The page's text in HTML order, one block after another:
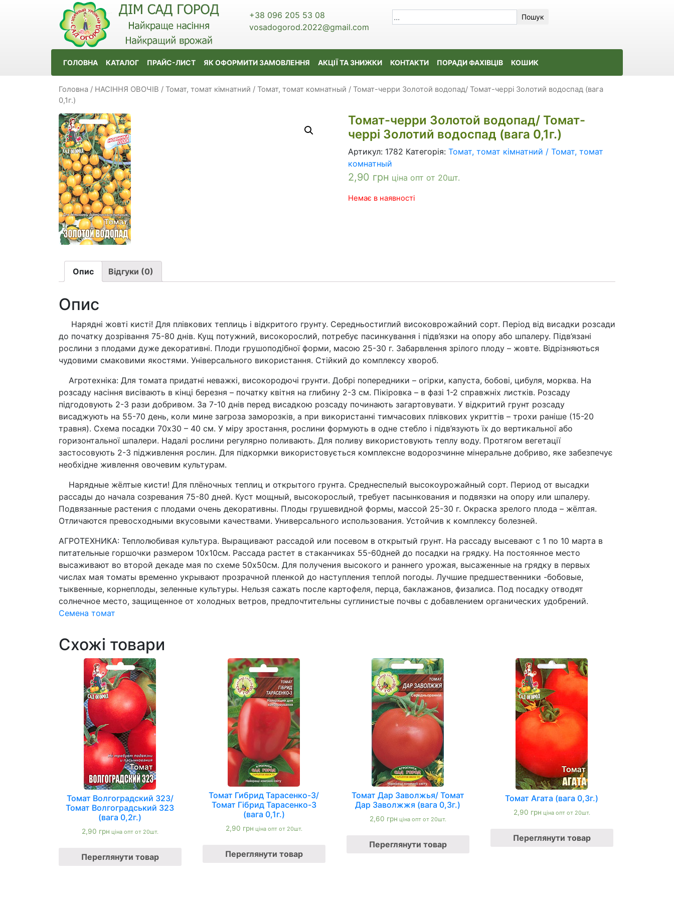
+38 096 205 53 08
vosadogorod.2022@gmail.com
Пошук
ГОЛОВНА КАТАЛОГ ПРАЙС-ЛИСТ ЯК ОФОРМИТИ ЗАМОВЛЕННЯ АКЦІЇ ТА ЗНИЖКИ КОНТАКТИ ПОРАДИ ФАХІВЦІВ КОШИК
Головна / НАСІННЯ ОВОЧІВ / Томат, томат кімнатний / Томат, томат комнатный / Томат-черри Золотой водопад/ Томат-черрі Золотий водоспад (вага
0,1г.)
Томат-черри Золотой водопад/ Томат-
черрі Золотий водоспад (вага 0,1г.)
Артикул: 1782 Категорія:Томат, томат кімнатний / Томат, томат
комнатный
2,90 грн ціна опт от 20шт.
Немає в наявності
Опис Відгуки (0)
Опис
Нарядні жовті кисті! Для плівкових теплиць і відкритого грунту. Середньостиглий високоврожайний сорт. Період від висадки розсади
до початку дозрівання 75-80 днів. Кущ потужний, високорослий, потребує пасинкування і підв’язки на опору або шпалеру. Підв’язані
рослини з плодами дуже декоративні. Плоди грушоподібної форми, масою 25-30 г. Забарвлення зрілого плоду – жовте. Відрізняються
чудовими смаковими якостями. Універсального використання. Стійкий до комплексу хвороб.
Агротехніка: Для томата придатні неважкі, високородючі грунти. Добрі попередники – огірки, капуста, бобові, цибуля, морква. На
розсаду насіння висівають в кінці березня – початку квітня на глибину 2-3 см. Пікіровка – в фазі 1-2 справжніх листків. Розсаду
підгодовують 2-3 рази добривом. За 7-10 днів перед висадкою розсаду починають загартовувати. У відкритий грунт розсаду
висаджують на 55-70 день, коли мине загроза заморозків, а при використанні тимчасових плівкових укриттів – трохи раніше (15-20
травня). Схема посадки 70х30 – 40 см. У міру зростання, рослини формують в одне стебло і підв’язують їх до вертикальної або
горизонтальної шпалери. Надалі рослини регулярно поливають. Для поливу використовують теплу воду. Протягом вегетації
застосовують 2-3 підживлення рослин. Для підкормки використовується комплексне водорозчинне мінеральне добриво, яке забезпечує
необхідне живлення овочевим культурам.
Нарядные жёлтые кисти! Для плёночных теплиц и открытого грунта. Среднеспелый высокоурожайный сорт. Период от высадки
рассады до начала созревания 75-80 дней. Куст мощный, высокорослый, требует пасынкования и подвязки на опору или шпалеру.
Подвязанные растения с плодами очень декоративны. Плоды грушевидной формы, массой 25-30 г. Окраска зрелого плода – жёлтая.
Отличаются превосходными вкусовыми качествами. Универсального использования. Устойчив к комплексу болезней.
АГРОТЕХНИКА: Теплолюбивая культура. Выращивают рассадой или посевом в открытый грунт. На рассаду высевают с 1 по 10 марта в
питательные горшочки размером 10х10см. Рассада растет в стаканчиках 55-60дней до посадки на грядку. На постоянное место
высаживают во второй декаде мая по схеме 50х50см. Для получения высокого и раннего урожая, высаженные на грядку в первых
числах мая томаты временно укрывают прозрачной пленкой до наступления теплой погоды. Лучшие предшественники -бобовые,
тыквенные, корнеплоды, зеленные культуры. Нельзя сажать после картофеля, перца, баклажанов, физалиса. Под посадку отводят
солнечное место, защищенное от холодных ветров, предпочтительны суглинистые почвы с добавлением органических удобрений.
Семена томат
Схожі товари
Томат Волгоградский 323/
Томат Волгоградський 323
(вага 0,2г.)
2,90 грн ціна опт от 20шт.
Переглянути товар
Томат Гибрид Тарасенко-3/
Томат Гібрид Тарасенко-3
(вага 0,1г.)
2,90 грн ціна опт от 20шт.
Переглянути товар
Томат Дар Заволжья/ Томат
Дар Заволжжя (вага 0,3г.)
2,60 грн ціна опт от 20шт.
Переглянути товар
Томат Агата (вага 0,3г.)
2,90 грн ціна опт от 20шт.
Переглянути товар